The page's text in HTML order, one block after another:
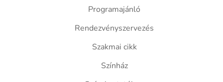
Programajánló
Rendezvényszervezés
Szakmai cikk
Színház